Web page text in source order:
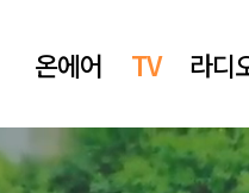
온에어 TV 라디